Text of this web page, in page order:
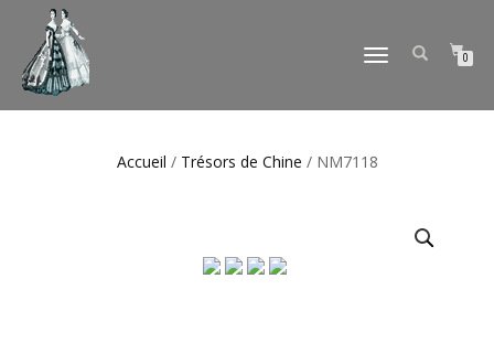
DÉPLIER
0
Accueil / Trésors de Chine / NM7118